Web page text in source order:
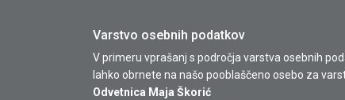
Varstvo osebnih podatkov
V primeru vprašanj s področja varstva osebnih
lahko obrnete na našo pooblaščeno osebo za
Odvetnica Maja Škorić